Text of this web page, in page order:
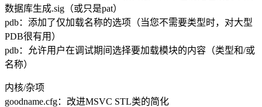
数据库生成.sig（或只是pat）
pdb：添加了仅加载名称的选项（当您不需要类型时，对大型
PDB很有用）
pdb：允许用户在调试期间选择要加载模块的内容（类型和/或
名称）
内核/杂项
goodname.cfg：改进MSVC STL类的简化